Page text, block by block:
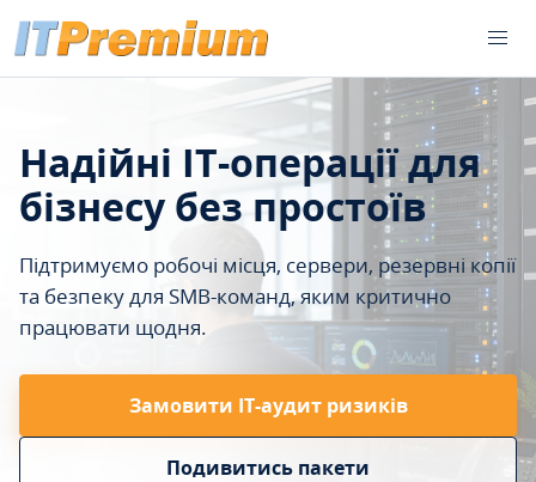
Надійні IT-операції для
бізнесу без простоїв
Підтримуємо робочі місця, сервери, резервні копії
та безпеку для SMB-команд, яким критично
працювати щодня.
Замовити ІТ-аудит ризиків
Подивитись пакети